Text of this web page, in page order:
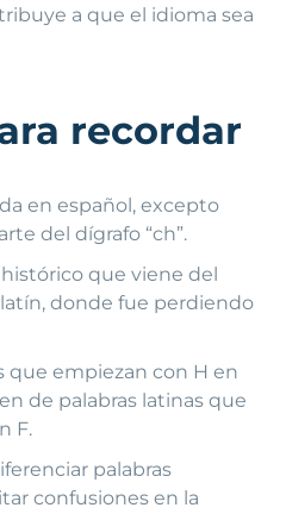
a que el idioma sea
recordar
en español, excepto
del dígrafo “ch”.
que viene del
donde fue perdiendo
que empiezan con H en
de palabras latinas que
F.
palabras
confusiones en la